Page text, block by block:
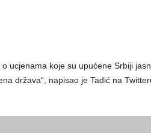
ucjenama koje su upućene Srbiji
država“, napisao je Tadić na